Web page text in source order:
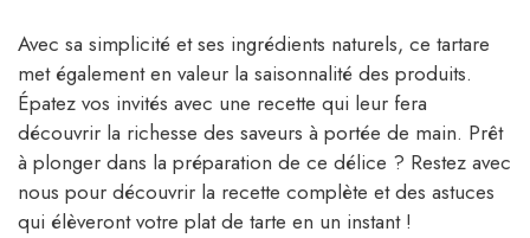
Avec sa simplicité et ses ingrédients naturels, ce tartare
met également en valeur la saisonnalité des produits.
Épatez vos invités avec une recette qui leur fera
découvrir la richesse des saveurs à portée de main. Prêt
à plonger dans la préparation de ce délice ? Restez avec
nous pour découvrir la recette complète et des astuces
qui élèveront votre plat de tarte en un instant !